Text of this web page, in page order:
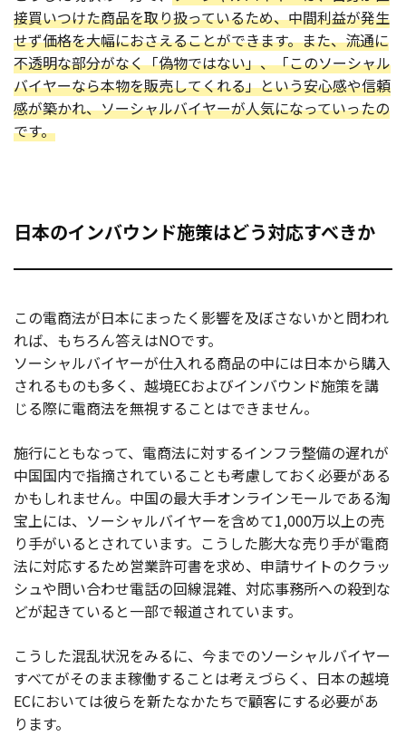
接買いつけた商品を取り扱っているため、中間利益が発生
せず価格を大幅におさえることができます。また、流通に
不透明な部分がなく「偽物ではない」、「このソーシャル
バイヤーなら本物を販売してくれる」という安心感や信頼
感が築かれ、ソーシャルバイヤーが人気になっていったの
です。
日本のインバウンド施策はどう対応すべきか
この電商法が日本にまったく影響を及ぼさないかと問われ
れば、もちろん答えはNOです。
ソーシャルバイヤーが仕入れる商品の中には日本から購入
されるものも多く、越境ECおよびインバウンド施策を講
じる際に電商法を無視することはできません。
施行にともなって、電商法に対するインフラ整備の遅れが
中国国内で指摘されていることも考慮しておく必要がある
かもしれません。中国の最大手オンラインモールである淘
宝上には、ソーシャルバイヤーを含めて1,000万以上の売
り手がいるとされています。こうした膨大な売り手が電商
法に対応するため営業許可書を求め、申請サイトのクラッ
シュや問い合わせ電話の回線混雑、対応事務所への殺到な
どが起きていると一部で報道されています。
こうした混乱状況をみるに、今までのソーシャルバイヤー
すべてがそのまま稼働することは考えづらく、日本の越境
ECにおいては彼らを新たなかたちで顧客にする必要があ
ります。